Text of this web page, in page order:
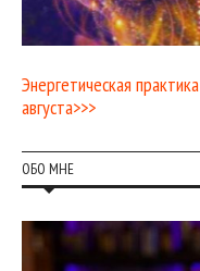
Энергетическая
августа>>>
ОБО МНЕ